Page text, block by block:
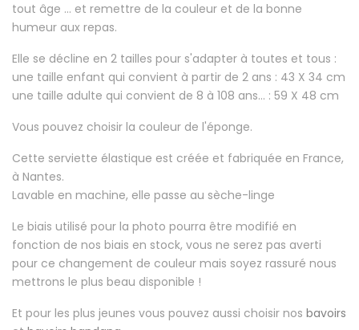
tout âge ... et remettre de la couleur et de la bonne
humeur aux repas.
Elle se décline en 2 tailles pour s'adapter à toutes et tous :
une taille enfant qui convient à partir de 2 ans : 43 X 34 cm
une taille adulte qui convient de 8 à 108 ans... : 59 X 48 cm
Vous pouvez choisir la couleur de l'éponge.
Cette serviette élastique est créée et fabriquée en France,
à Nantes.
Lavable en machine, elle passe au sèche-linge
Le biais utilisé pour la photo pourra être modifié en
fonction de nos biais en stock, vous ne serez pas averti
pour ce changement de couleur mais soyez rassuré nous
mettrons le plus beau disponible !
Et pour les plus jeunes vous pouvez aussi choisir nos bavoirs